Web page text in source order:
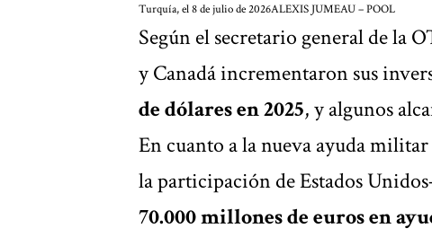
Turquía, el 8 de julio de 2026ALEXIS JUMEAU – POOL
Según el secretario general de la
y Canadá incrementaron sus
de dólares en 2025, y algunos
En cuanto a la nueva ayuda militar
la participación de Estados
70.000 millones de euros en